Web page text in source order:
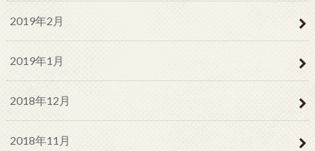
2019年2月
2019年1月
2018年12月
2018年11月